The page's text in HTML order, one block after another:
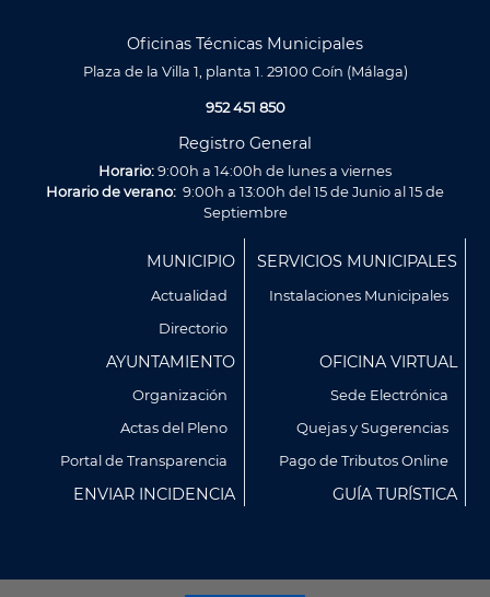
Utilizamos cookies propias y de terceros para analizar
nuestros servicios y mostrarte publicidad relacionada con
tus preferencias en base a un perfil elaborado a partir de tus
Oficinas Técnicas Municipales
Plaza de la Villa 1, planta 1. 29100 Coín (Málaga)
952 451 850
Registro General
Horario:9:00h a 14:00h de lunes a viernes
Horario de verano: 9:00h a 13:00h del 15 de Junio al 15 de
Septiembre
MUNICIPIO
Actualidad
Directorio
SERVICIOS MUNICIPALES
Instalaciones Municipales
AYUNTAMIENTO
Organización
Actas del Pleno
Portal de Transparencia
OFICINA VIRTUAL
Sede Electrónica
Quejas y Sugerencias
Pago de Tributos Online
ENVIAR INCIDENCIA GUÍA TURÍSTICA